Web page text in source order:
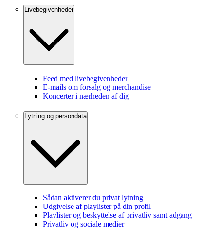
Livebegivenheder
Feed med livebegivenheder
E-mails om forsalg og merchandise
Koncerter i nærheden af dig
Lytning og persondata
Sådan aktiverer du privat lytning
Udgivelse af playlister på din profil
Playlister og beskyttelse af privatliv samt adgang
Privatliv og sociale medier